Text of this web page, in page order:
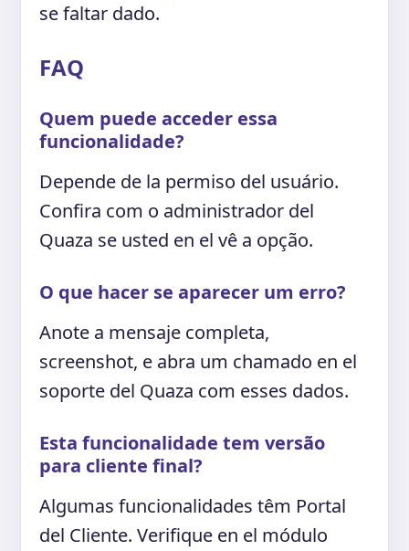
se faltar dado.
FAQ
Quem puede acceder essa
funcionalidade?
Depende de la permiso del usuário.
Confira com o administrador del
Quaza se usted en el vê a opção.
O que hacer se aparecer um erro?
Anote a mensaje completa,
screenshot, e abra um chamado en el
soporte del Quaza com esses dados.
Esta funcionalidade tem versão
para cliente final?
Algumas funcionalidades têm Portal
del Cliente. Verifique en el módulo